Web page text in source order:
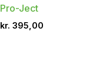
Pro-Ject
kr. 395,00